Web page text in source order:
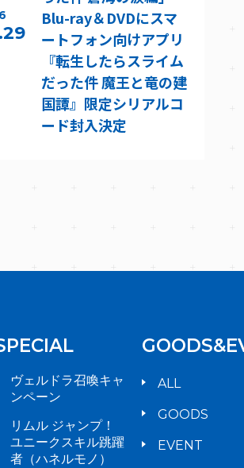
Blu-ray＆DVDにスマ
ートフォン向けアプリ
『転生したらスライム
だった件 魔王と竜の建
国譚』限定シリアルコ
ード封入決定
ヴェルドラ召喚キャ
ンペーン
リムル ジャンプ！
ユニークスキル跳躍
者（ハネルモノ）
ALL
GOODS
EVENT